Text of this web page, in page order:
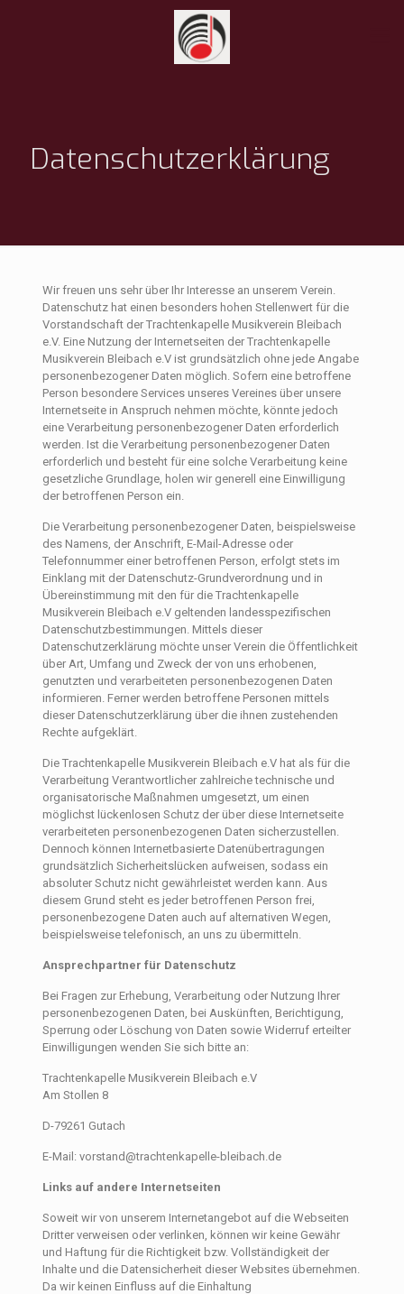
Datenschutzerklärung
Wir freuen uns sehr über Ihr Interesse an unserem Verein.
Datenschutz hat einen besonders hohen Stellenwert für die
Vorstandschaft der Trachtenkapelle Musikverein Bleibach
e.V. Eine Nutzung der Internetseiten der Trachtenkapelle
Musikverein Bleibach e.V ist grundsätzlich ohne jede Angabe
personenbezogener Daten möglich. Sofern eine betroffene
Person besondere Services unseres Vereines über unsere
Internetseite in Anspruch nehmen möchte, könnte jedoch
eine Verarbeitung personenbezogener Daten erforderlich
werden. Ist die Verarbeitung personenbezogener Daten
erforderlich und besteht für eine solche Verarbeitung keine
gesetzliche Grundlage, holen wir generell eine Einwilligung
der betroffenen Person ein.
Die Verarbeitung personenbezogener Daten, beispielsweise
des Namens, der Anschrift, E-Mail-Adresse oder
Telefonnummer einer betroffenen Person, erfolgt stets im
Einklang mit der Datenschutz-Grundverordnung und in
Übereinstimmung mit den für die Trachtenkapelle
Musikverein Bleibach e.V geltenden landesspezifischen
Datenschutzbestimmungen. Mittels dieser
Datenschutzerklärung möchte unser Verein die Öffentlichkeit
über Art, Umfang und Zweck der von uns erhobenen,
genutzten und verarbeiteten personenbezogenen Daten
informieren. Ferner werden betroffene Personen mittels
dieser Datenschutzerklärung über die ihnen zustehenden
Rechte aufgeklärt.
Die Trachtenkapelle Musikverein Bleibach e.V hat als für die
Verarbeitung Verantwortlicher zahlreiche technische und
organisatorische Maßnahmen umgesetzt, um einen
möglichst lückenlosen Schutz der über diese Internetseite
verarbeiteten personenbezogenen Daten sicherzustellen.
Dennoch können Internetbasierte Datenübertragungen
grundsätzlich Sicherheitslücken aufweisen, sodass ein
absoluter Schutz nicht gewährleistet werden kann. Aus
diesem Grund steht es jeder betroffenen Person frei,
personenbezogene Daten auch auf alternativen Wegen,
beispielsweise telefonisch, an uns zu übermitteln.
Ansprechpartner für Datenschutz
Bei Fragen zur Erhebung, Verarbeitung oder Nutzung Ihrer
personenbezogenen Daten, bei Auskünften, Berichtigung,
Sperrung oder Löschung von Daten sowie Widerruf erteilter
Einwilligungen wenden Sie sich bitte an:
Trachtenkapelle Musikverein Bleibach e.V
Am Stollen 8
D-79261 Gutach
E-Mail: vorstand@trachtenkapelle-bleibach.de
Links auf andere Internetseiten
Soweit wir von unserem Internetangebot auf die Webseiten
Dritter verweisen oder verlinken, können wir keine Gewähr
und Haftung für die Richtigkeit bzw. Vollständigkeit der
Inhalte und die Datensicherheit dieser Websites übernehmen.
Da wir keinen Einfluss auf die Einhaltung